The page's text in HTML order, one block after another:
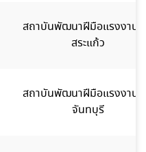
สถาบันพัฒนาฝีมือแรงงาน
สระแก้ว
สถาบันพัฒนาฝีมือแรงงาน
จันทบุรี